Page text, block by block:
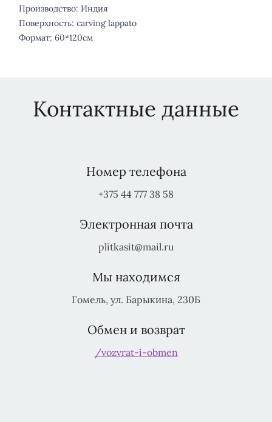
Производство: Индия
Поверхность: carving lappato
Формат: 60*120см
Контактные данные
Номер телефона
+375 44 777 38 58
Электронная почта
plitkasit@mail.ru
Мы находимся
Гомель, ул. Барыкина, 230Б
Обмен и возврат
/vozvrat-i-obmen